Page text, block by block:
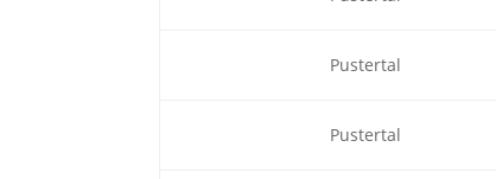
Pustertal
Pustertal